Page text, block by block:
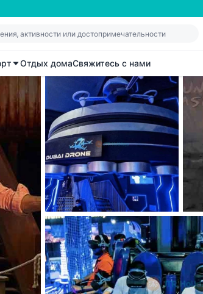
Отдых домаСвяжитесь с нами